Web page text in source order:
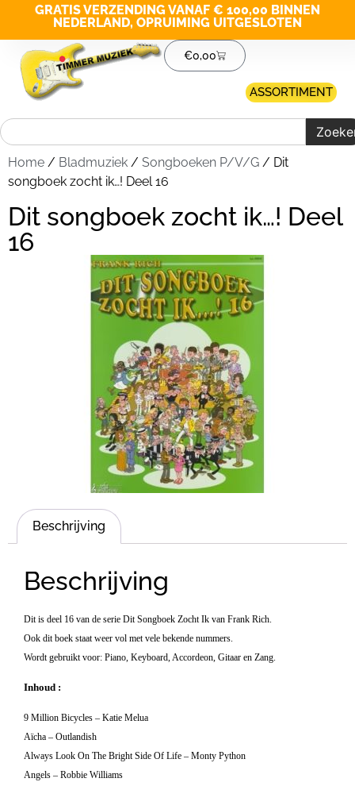
GRATIS VERZENDING VANAF € 100,00 BINNEN
NEDERLAND, OPRUIMING UITGESLOTEN
€0,00
ASSORTIMENT
Home / Bladmuziek / Songboeken P/V/G / Dit
songboek zocht ik…! Deel 16
Dit songboek zocht ik…! Deel
16
Beschrijving
Beschrijving
Dit is deel 16 van de serie Dit Songboek Zocht Ik van Frank Rich.
Ook dit boek staat weer vol met vele bekende nummers.
Wordt gebruikt voor: Piano, Keyboard, Accordeon, Gitaar en Zang.
Inhoud :
9 Million Bicycles – Katie Melua
Aïcha – Outlandish
Always Look On The Bright Side Of Life – Monty Python
Angels – Robbie Williams